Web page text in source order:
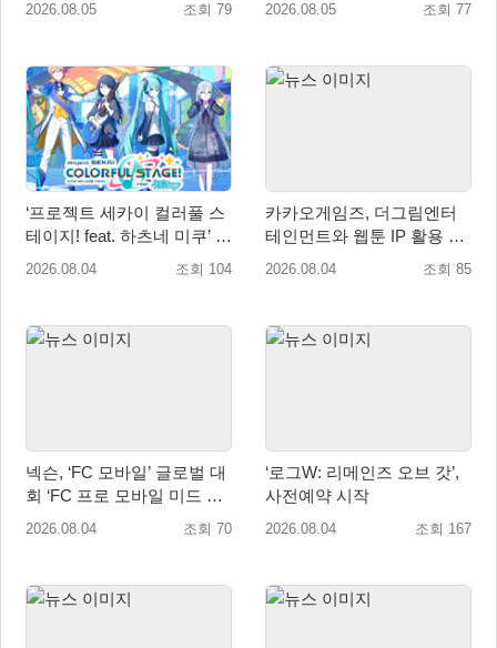
2026.08.05 조회 79 2026.08.05 조회 77
‘프로젝트 세카이 컬러풀 스
테이지! feat. 하츠네 미쿠’ 온
리 샵·페어·그라떼 개최
2026.08.04 조회 104
카카오게임즈, 더그림엔터
테인먼트와 웹툰 IP 활용 게
임 개발 및 서비스 업무협약
2026.08.04 조회 85
넥슨, ‘FC 모바일’ 글로벌 대
회 ‘FC 프로 모바일 미드 시
즌 플레이오프’ 한국 대표 출
2026.08.04 조회 70
‘로그W: 리메인즈 오브 갓’,
사전예약 시작
2026.08.04 조회 167